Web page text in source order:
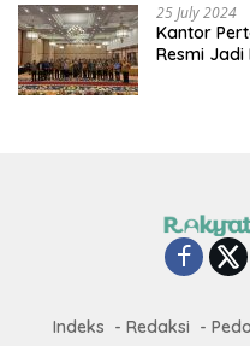
25 July 2024
Kantor
Resmi
Indeks Redaksi